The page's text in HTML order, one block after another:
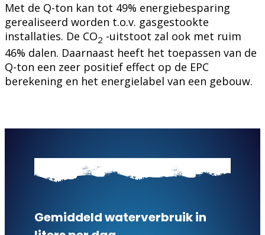
Met de Q-ton kan tot 49% energiebesparing
gerealiseerd worden t.o.v. gasgestookte
installaties. De CO2 -uitstoot zal ook met ruim
46% dalen. Daarnaast heeft het toepassen van de
Q-ton een zeer positief effect op de EPC
berekening en het energielabel van een gebouw.
Gemiddeld waterverbruik in